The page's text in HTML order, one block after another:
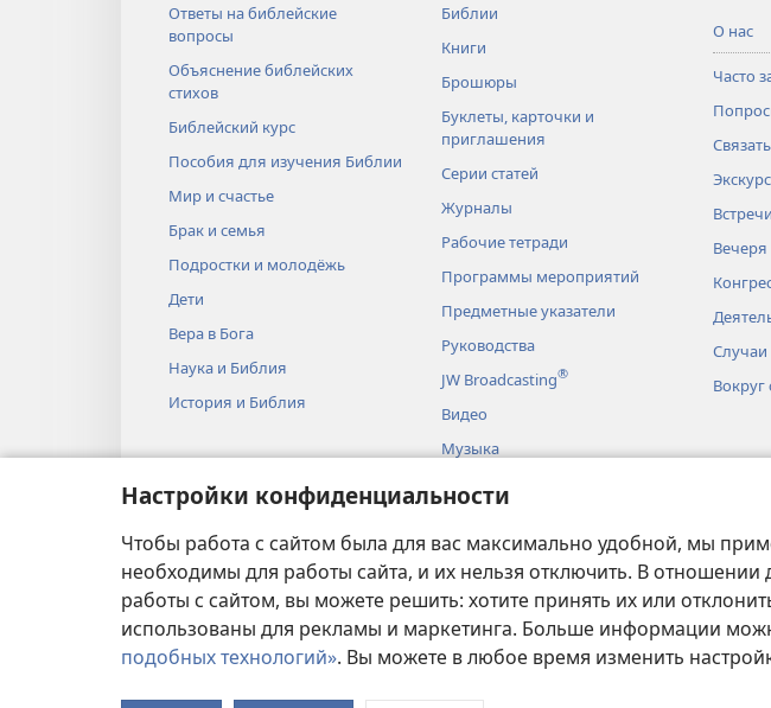
Настройки конфиденциальности
Чтобы работа с сайтом была для вас максимально удобной, мы
необходимы для работы сайта, и их нельзя отключить. В
работы с сайтом, вы можете решить: хотите принять их или
использованы для рекламы и маркетинга. Больше информации
подобных технологий». Вы можете в любое время изменить
Ответы на библейские
вопросы
Объяснение библейских
стихов
Библейский курс
Пособия для изучения Библии
Мир и счастье
Брак и семья
Подростки и молодёжь
Дети
Вера в Бога
Наука и Библия
История и Библия
Библии
Книги
Брошюры
Буклеты, карточки и
приглашения
Серии статей
Журналы
Рабочие тетради
Программы мероприятий
Предметные указатели
Руководства
JW Broadcasting®
Видео
Музыка
Библии
О нас
Часто
Встречи
Случаи
Вокруг
Copyright© 2026 Watch Tower
УСЛОВИЯ ИСПОЛЬЗОВАНИЯ |ПОЛИТИКА